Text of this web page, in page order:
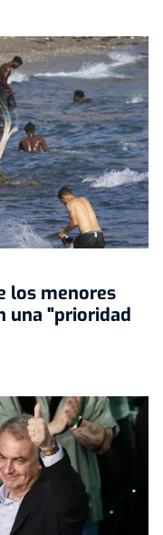
los menores
una "prioridad